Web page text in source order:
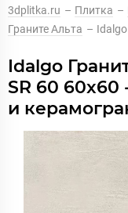
3dplitka.ru – Плитка –
Граните Альта –
Idalgo
SR 60 60x60
и